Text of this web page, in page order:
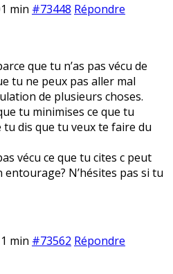
min #73448 Répondre
que tu n’as pas vécu de
tu ne peux pas aller mal
de plusieurs choses.
tu minimises ce que tu
dis que tu veux te faire du
vécu ce que tu cites c peut
N’hésites pas si tu
min #73562 Répondre